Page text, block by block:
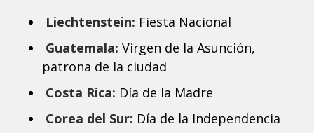
Liechtenstein: Fiesta Nacional
Guatemala: Virgen de la Asunción,
patrona de la ciudad
Costa Rica: Día de la Madre
Corea del Sur: Día de la Independencia